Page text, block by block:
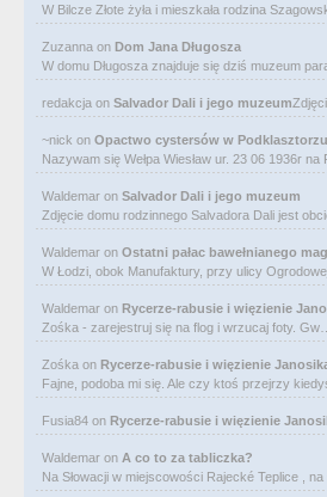
W Bilcze Złote żyła i mieszkała rodzina
Zuzanna on Dom Jana Długosza
W domu Długosza znajduje się dziś muzeum
redakcja on Salvador Dali i jego muzeum
~nick on Opactwo cystersów w Podklasztorzu
Nazywam się Wełpa Wiesław ur. 23 06 1936r na
Waldemar on Salvador Dali i jego muzeum
Zdjęcie domu rodzinnego Salvadora Dali jest
Waldemar on Ostatni pałac bawełnianego
W Łodzi, obok Manufaktury, przy ulicy
Waldemar on Rycerze-rabusie i więzienie
Zośka - zarejestruj się na flog i wrzucaj foty. Gw…
Zośka on Rycerze-rabusie i więzienie
Fajne, podoba mi się. Ale czy ktoś przejrzy
Fusia84 on Rycerze-rabusie i więzienie
Waldemar on A co to za tabliczka?
Na Słowacji w miejscowości Rajecké Teplice , na